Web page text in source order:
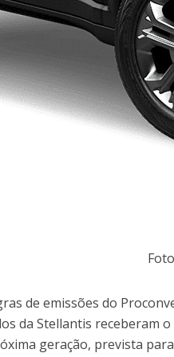
de emissões do
da Stellantis receberam
geração, prevista